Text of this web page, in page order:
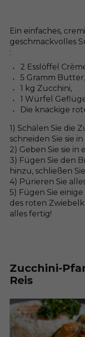
Ein einfaches,
geschmackvolles
:
2 Esslöffel
5 Gramm Butter,
1 kg Zucchini,
1 Würfel
Die knackige
1) Schälen Sie die
schneiden Sie sie
2) Geben Sie sie
3) Fügen Sie den
hinzu, schließen
4) Pürieren Sie
5) Fügen Sie
des roten
alles fertig!
Zucchini-
Reis